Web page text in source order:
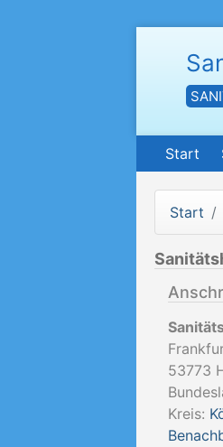
Start
Start
53773
Kreis: